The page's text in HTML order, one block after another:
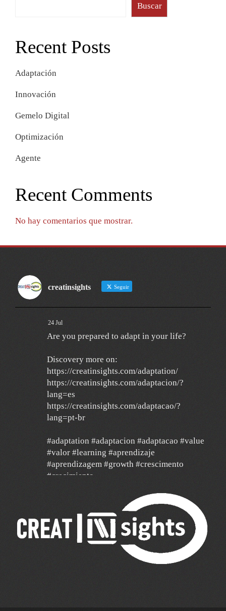
Buscar
Recent Posts
Adaptación
Innovación
Gemelo Digital
Optimización
Agente
Recent Comments
No hay comentarios que mostrar.
creatinsights Seguir
24 Jul
Are you prepared to adapt in your life?
Discovery more on:
https://creatinsights.com/adaptation/
https://creatinsights.com/adaptacion/?
lang=es
https://creatinsights.com/adaptacao/?
lang=pt-br
#adaptation #adaptacion #adaptacao #value
#valor #learning #aprendizaje
#aprendizagem #growth #crescimento
#crecimiento
24 Dic
Un año de mucha gratitud y mucha
esperanza por un mundo mejor, con deseos